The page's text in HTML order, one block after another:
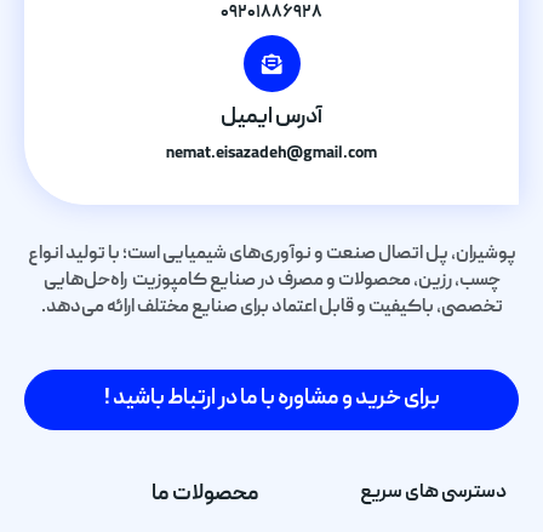
۰۹۲۰۱۸۸۶۹۲۸
آدرس ایمیل
nemat.eisazadeh@gmail.com
پوشیران، پل اتصال صنعت و نوآوری‌های شیمیایی است؛ با تولید انواع
چسب، رزین، محصولات و مصرف در صنایع کامپوزیت راه‌حل‌هایی
تخصصی، باکیفیت و قابل اعتماد برای صنایع مختلف ارائه می‌دهد.
برای خرید و مشاوره با ما در ارتباط باشید !
دسترسی های سریع محصولات ما